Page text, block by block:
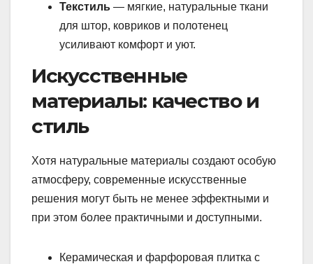
Текстиль — мягкие, натуральные ткани
для штор, ковриков и полотенец
усиливают комфорт и уют.
Искусственные
материалы: качество и
стиль
Хотя натуральные материалы создают особую
атмосферу, современные искусственные
решения могут быть не менее эффектными и
при этом более практичными и доступными.
Керамическая и фарфоровая плитка с